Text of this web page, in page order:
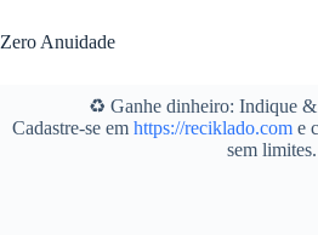
para
o
Zero Anuidade
♻️ Ganhe dinheiro: Indique
Cadastre-se em https://reciklado.come
sem limites.